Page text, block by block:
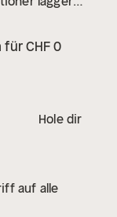
varandra och
vänlighet
känner
(och sig
CHF 0
Hole dir
auf alle